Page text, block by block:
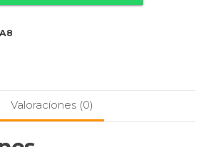
Valoraciones (0)